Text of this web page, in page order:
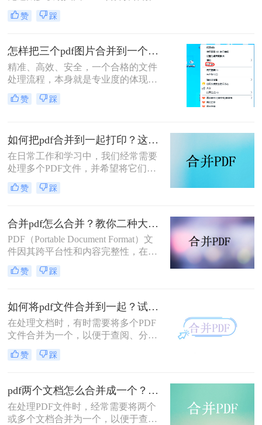
琐、格式错乱、隐私泄露踩坑。其实
选对方法，1 分钟就能搞定多文件合
赞 踩
怎样把三个pdf图片合并到一个文件？三招搞定，职场效率飙升秘籍！
精准、高效、安全，一个合格的文件
处理流程，本身就是专业度的体现。
在信息爆炸的职场，我们每天都要与
海量文档打交道。你是否也经常遇到
PDF，或是三份散乱的报告图表
PDF，急需你整理成一个规整的文件
进行提交或归档？
赞 踩
如何把pdf合并到一起打印？这4种合并方法了解一下！
在日常工作和学习中，我们经常需要
处理多个PDF文件，并希望将它们合
并成一个文件进行打印，以便于管理
和节省纸张。那么如何把pdf合并到一
合并PDF文件并打印，每种方法都附
有简介。
赞 踩
合并pdf怎么合并？教你二种大家都在用的合并方法！
PDF（Portable Document Format）文
件因其跨平台性和内容完整性，在日
常办公和学习中得到了广泛应用。有
时，我们需要将多个PDF文件合并为
么合并pdf怎么合并呢？本文将介绍两
种常见的PDF合并方法。
赞 踩
如何将pdf文件合并到一起？试试这二个合并方法！
在处理文档时，有时需要将多个PDF
文件合并为一个，以便于查阅、分享
或存储。那么如何将pdf文件合并到一
起呢？本文将介绍两种合并PDF文件
赞 踩
pdf两个文档怎么合并成一个？这4种合并方法快来看看！
在处理PDF文件时，经常需要将两个
或多个文档合并为一个，以便于查